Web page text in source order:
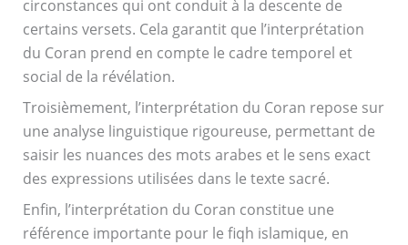
circonstances qui ont conduit à la descente de
certains versets. Cela garantit que l’interprétation
du Coran prend en compte le cadre temporel et
social de la révélation.
Troisièmement, l’interprétation du Coran repose sur
une analyse linguistique rigoureuse, permettant de
saisir les nuances des mots arabes et le sens exact
des expressions utilisées dans le texte sacré.
Enfin, l’interprétation du Coran constitue une
référence importante pour le fiqh islamique, en